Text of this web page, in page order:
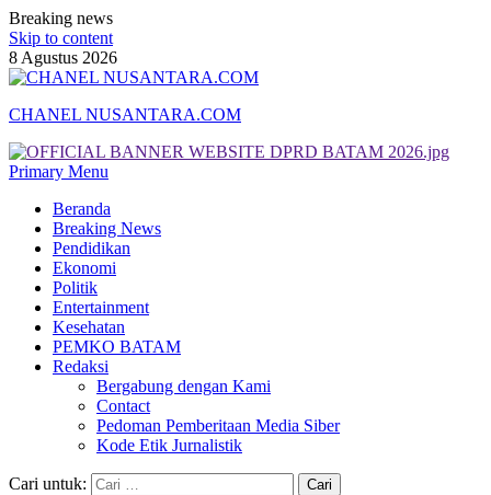
Breaking news
Skip to content
8 Agustus 2026
CHANEL NUSANTARA.COM
Primary Menu
Beranda
Breaking News
Pendidikan
Ekonomi
Politik
Entertainment
Kesehatan
PEMKO BATAM
Redaksi
Bergabung dengan Kami
Contact
Pedoman Pemberitaan Media Siber
Kode Etik Jurnalistik
Cari untuk: